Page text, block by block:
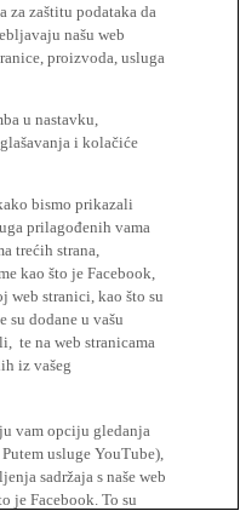
za zaštitu podataka da
našu web
proizvoda, usluga
u nastavku,
i kolačiće
bismo prikazali
prilagođenih vama
trećih strana,
kao što je Facebook,
web stranici, kao što su
dodane u vašu
te na web stranicama
iz vašeg
vam opciju gledanja
usluge YouTube),
sadržaja s naše web
je Facebook. To su